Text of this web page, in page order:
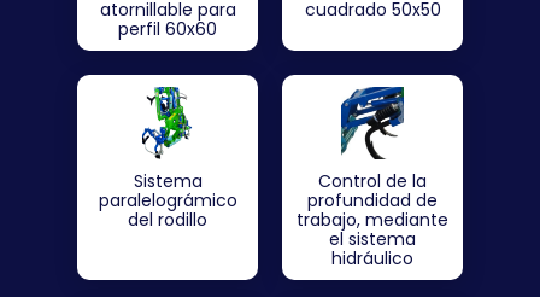
atornillable para
perfil 60x60
cuadrado 50x50
Sistema
paralelográmico
del rodillo
Control de la
profundidad de
trabajo, mediante
el sistema
hidráulico